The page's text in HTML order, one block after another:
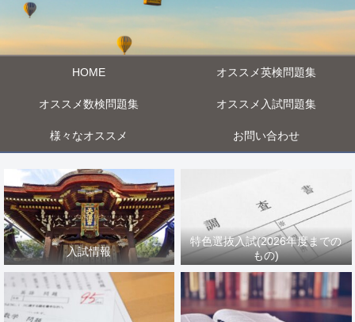
HOME オススメ英検問題集
オススメ数検問題集 オススメ入試問題集
様々なオススメ お問い合わせ
入試情報
特色選抜入試(2026年度までの
もの)